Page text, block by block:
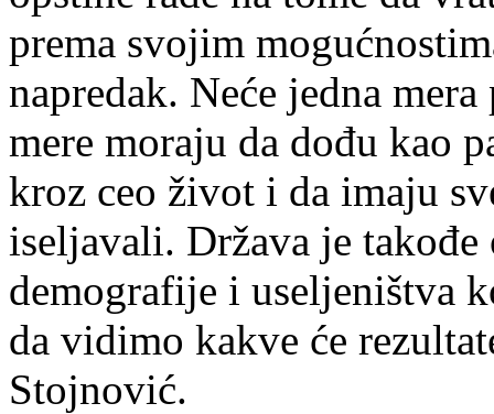
prema svojim
napredak. Neće jedna
mere moraju da dođu kao
kroz ceo život i da imaju
iseljavali. Država je
demografije i useljeništva
da vidimo kakve će
Stojnović.